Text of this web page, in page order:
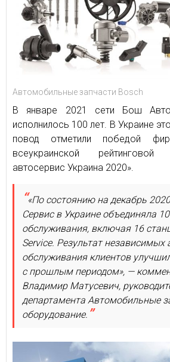
Автомобильные запчасти Bosch
В январе 2021 сети Бош
исполнилось 100 лет. В Украине
повод отметили победой
всеукраинской
автосервис Украина 2020».
«По состоянию на декабрь
Сервис в Украине объединяла
обслуживания, включая 16
Service. Результат независимых
обслуживания клиентов
с прошлым периодом», —
Владимир Матусевич,
департамента Автомобильные
оборудование.